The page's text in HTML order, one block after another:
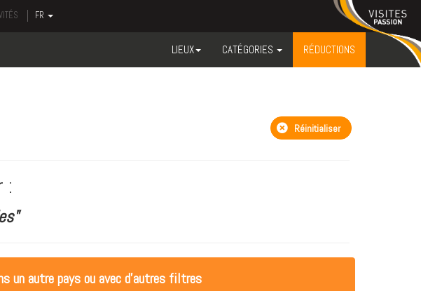
FR
LIEUX CATÉGORIES RÉDUCTIONS
Réinitialiser
:
un autre pays ou avec d'autres filtres